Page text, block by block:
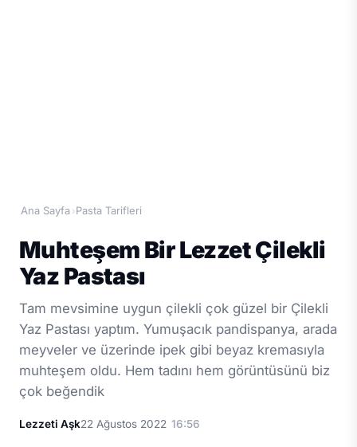
Ana Sayfa ›Pasta Tarifleri
Muhteşem Bir Lezzet Çilekli
Yaz Pastası
Tam mevsimine uygun çilekli çok güzel bir Çilekli
Yaz Pastası yaptım. Yumuşacık pandispanya, arada
meyveler ve üzerinde ipek gibi beyaz kremasıyla
muhteşem oldu. Hem tadını hem görüntüsünü biz
çok beğendik
Lezzeti Aşk22 Ağustos 2022 16:56